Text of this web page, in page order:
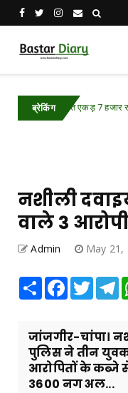
ब्रेकिंग
प्रति एकड़ 7 हजार रुपये की बचत
नशीली
वाले 3
Admin May 21,
Share Facebook
Twitter
जांजगीर-चांपा।
पुलिस ने तीन
आरोपितों के
3600 नग अल...